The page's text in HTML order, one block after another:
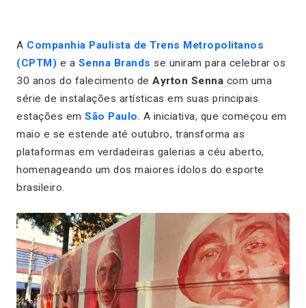
A Companhia Paulista de Trens Metropolitanos
(CPTM) e a Senna Brands se uniram para celebrar os
30 anos do falecimento de Ayrton Senna com uma
série de instalações artísticas em suas principais
estações em São Paulo. A iniciativa, que começou em
maio e se estende até outubro, transforma as
plataformas em verdadeiras galerias a céu aberto,
homenageando um dos maiores ídolos do esporte
brasileiro.